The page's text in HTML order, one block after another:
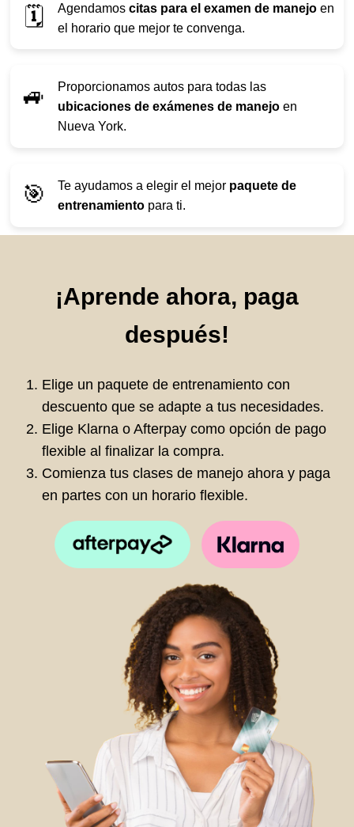
🗓️ Agendamos citas para el examen de manejo en
el horario que mejor te convenga.
🚙
Proporcionamos autos para todas las
ubicaciones de exámenes de manejo en
Nueva York.
🎯 Te ayudamos a elegir el mejor paquete de
entrenamiento para ti.
¡Aprende ahora, paga
después!
Elige un paquete de entrenamiento con
descuento que se adapte a tus necesidades.
Elige Klarna o Afterpay como opción de pago
flexible al finalizar la compra.
Comienza tus clases de manejo ahora y paga
en partes con un horario flexible.